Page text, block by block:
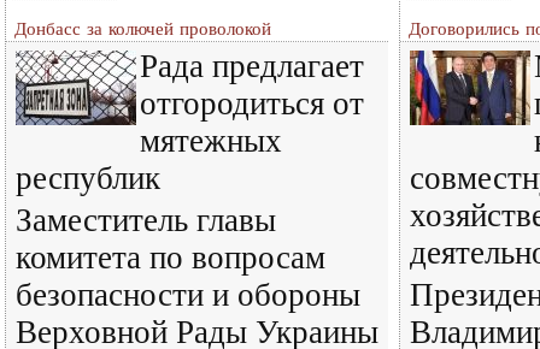
Донбасс за колючей проволокой
Рада предлагает
отгородиться от
мятежных
республик
Заместитель главы
комитета по вопросам
безопасности и обороны
Верховной Рады Украины
Договорились